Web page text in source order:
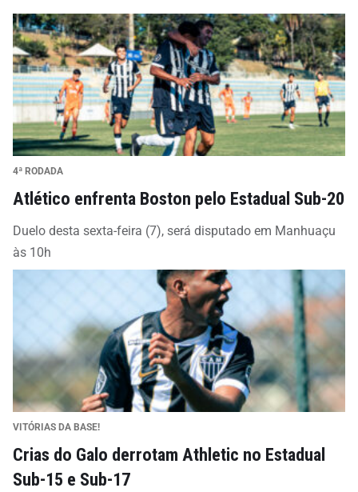
4ª RODADA
Atlético enfrenta Boston pelo Estadual Sub-20
Duelo desta sexta-feira (7), será disputado em Manhuaçu
às 10h
VITÓRIAS DA BASE!
Crias do Galo derrotam Athletic no Estadual
Sub-15 e Sub-17